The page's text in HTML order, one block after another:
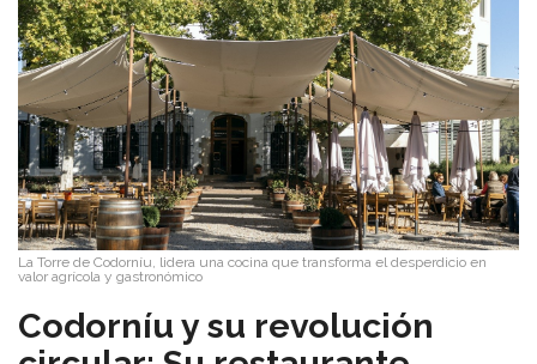
La Torre de Codorníu, lidera una cocina que transforma el desperdicio en
valor agrícola y gastronómico
Codorníu y su revolución